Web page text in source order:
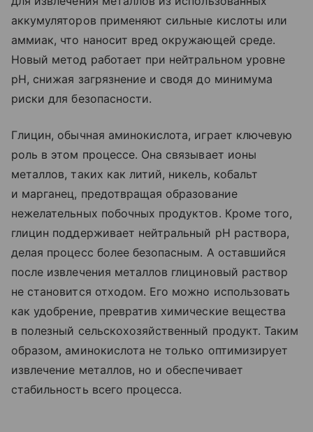
аккумуляторов применяют сильные кислоты или
аммиак, что наносит вред окружающей среде.
Новый метод работает при нейтральном уровне
pH, снижая загрязнение и сводя до минимума
риски для безопасности.
Глицин, обычная аминокислота, играет ключевую
роль в этом процессе. Она связывает ионы
металлов, таких как литий, никель, кобальт
и марганец, предотвращая образование
нежелательных побочных продуктов. Кроме того,
глицин поддерживает нейтральный pH раствора,
делая процесс более безопасным. А оставшийся
после извлечения металлов глициновый раствор
не становится отходом. Его можно использовать
как удобрение, превратив химические вещества
в полезный сельскохозяйственный продукт. Таким
образом, аминокислота не только оптимизирует
извлечение металлов, но и обеспечивает
стабильность всего процесса.